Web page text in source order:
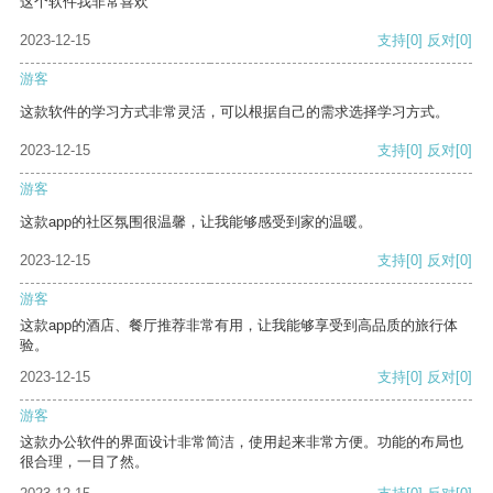
2023-12-15 支持[0] 反对[0]
游客
这款软件的学习方式非常灵活，可以根据自己的需求选择学习方式。
2023-12-15 支持[0] 反对[0]
游客
这款app的社区氛围很温馨，让我能够感受到家的温暖。
2023-12-15 支持[0] 反对[0]
游客
这款app的酒店、餐厅推荐非常有用，让我能够享受到高品质的旅行体
验。
2023-12-15
支持[0] 反对[0]
游客
这款办公软件的界面设计非常简洁，使用起来非常方便。功能的布局也
很合理，一目了然。